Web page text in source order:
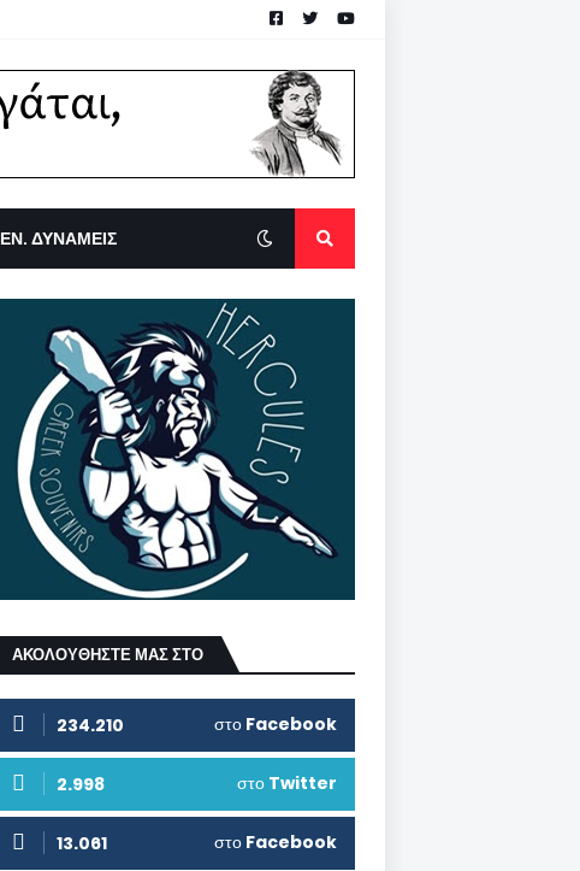
ΕΝ. ΔΥΝΑΜΕΙΣ
ΑΚΟΛΟΥΘΗΣΤΕ ΜΑΣ ΣΤΟ
234.210 στο Facebook
2.998 στο Twitter
13.061 στο Facebook